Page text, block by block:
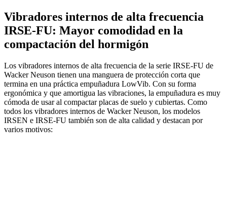
Vibradores internos de alta frecuencia
IRSE-FU: Mayor comodidad en la
compactación del hormigón
Los vibradores internos de alta frecuencia de la serie IRSE-FU de
Wacker Neuson tienen una manguera de protección corta que
termina en una práctica empuñadura LowVib. Con su forma
ergonómica y que amortigua las vibraciones, la empuñadura es muy
cómoda de usar al compactar placas de suelo y cubiertas. Como
todos los vibradores internos de Wacker Neuson, los modelos
IRSEN e IRSE-FU también son de alta calidad y destacan por
varios motivos: